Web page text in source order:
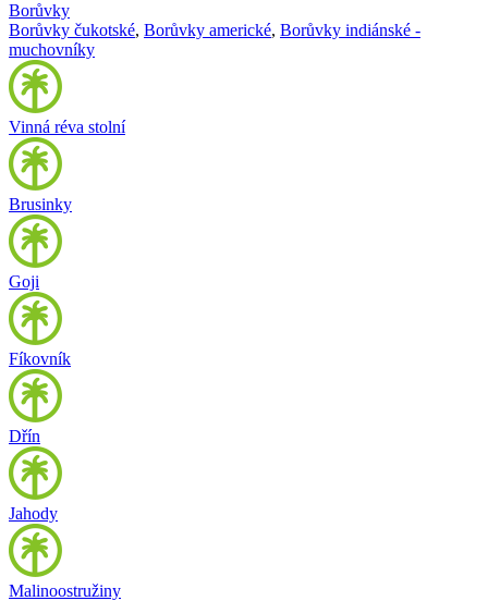
Borůvky
Borůvky čukotské, Borůvky americké, Borůvky indiánské -
muchovníky
Vinná réva stolní
Brusinky
Goji
Fíkovník
Dřín
Jahody
Malinoostružiny